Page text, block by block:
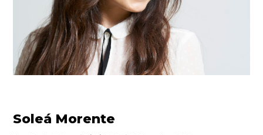
Soleá Morente